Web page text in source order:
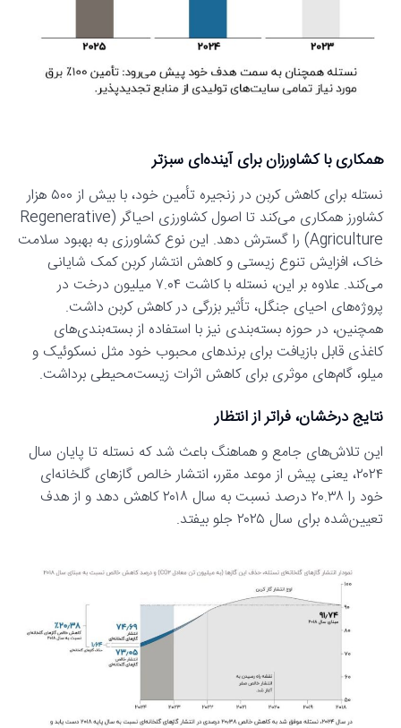
همکاری با کشاورزان برای آینده‌ای سبزتر
نستله برای کاهش کربن در زنجیره تأمین خود، با بیش از ۵۰۰ هزار
کشاورز همکاری می‌کند تا اصول کشاورزی احیاگر (Regenerative
Agriculture) را گسترش دهد. این نوع کشاورزی به بهبود سلامت
خاک، افزایش تنوع زیستی و کاهش انتشار کربن کمک شایانی
می‌کند. علاوه بر این، نستله با کاشت ۷.۰۴ میلیون درخت در
پروژه‌های احیای جنگل، تأثیر بزرگی در کاهش کربن داشت.
همچنین، در حوزه بسته‌بندی نیز با استفاده از بسته‌بندی‌های
کاغذی قابل بازیافت برای برندهای محبوب خود مثل نسکوئیک و
میلو، گام‌های موثری برای کاهش اثرات زیست‌محیطی برداشت.
نتایج درخشان، فراتر از انتظار
این تلاش‌های جامع و هماهنگ باعث شد که نستله تا پایان سال
۲۰۲۴، یعنی پیش از موعد مقرر، انتشار خالص گازهای گلخانه‌ای
خود را ۲۰.۳۸ درصد نسبت به سال ۲۰۱۸ کاهش دهد و از هدف
تعیین‌شده برای سال ۲۰۲۵ جلو بیفتد.